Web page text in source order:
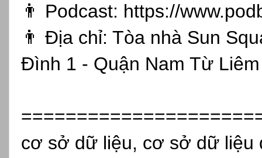
👨 Podcast: https://
👨 Địa chỉ: Tòa nhà Sun
Đình 1 - Quận Nam Từ Liêm
cơ sở dữ liệu, cơ sở dữ liệu